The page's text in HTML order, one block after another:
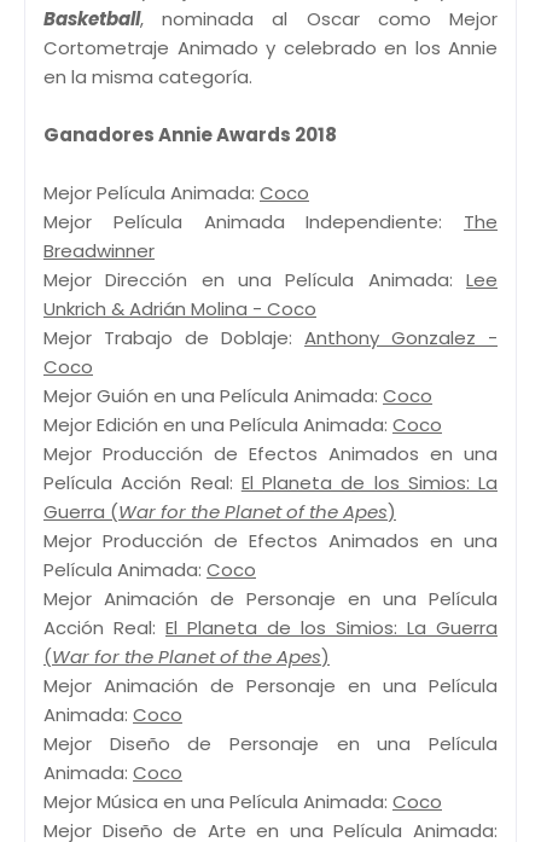
Basketball, nominada al Oscar como Mejor
Cortometraje Animado y celebrado en los Annie
en la misma categoría.
Ganadores Annie Awards 2018
Mejor Película Animada: Coco
Mejor Película Animada Independiente: The
Breadwinner
Mejor Dirección en una Película Animada: Lee
Unkrich & Adrián Molina - Coco
Mejor Trabajo de Doblaje: Anthony Gonzalez -
Coco
Mejor Guión en una Película Animada: Coco
Mejor Edición en una Película Animada: Coco
Mejor Producción de Efectos Animados en una
Película Acción Real: El Planeta de los Simios: La
Guerra (War for the Planet of the Apes)
Mejor Producción de Efectos Animados en una
Película Animada: Coco
Mejor Animación de Personaje en una Película
Acción Real: El Planeta de los Simios: La Guerra
(War for the Planet of the Apes)
Mejor Animación de Personaje en una Película
Animada: Coco
Mejor Diseño de Personaje en una Película
Animada: Coco
Mejor Música en una Película Animada: Coco
Mejor Diseño de Arte en una Película Animada: